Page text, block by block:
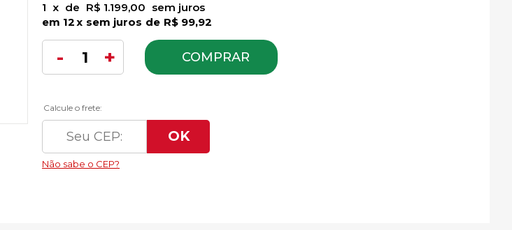
1 x de R$ 1.199,00 sem juros
12x de R$ 99,92
sem juros
COMPRAR